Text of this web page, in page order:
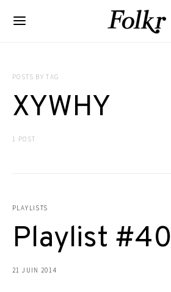
POSTS BY TAG
XYWHY
1 POST
PLAYLISTS
Playlist #40
21 JUIN 2014